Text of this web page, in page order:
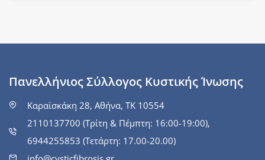
Πανελλήνιος Σύλλογος Κυστικής Ίνωσης
Καραϊσκάκη 28, Αθήνα, ΤΚ 10554
2110137700 (Τρίτη & Πέμπτη: 16:00-19:00),
6944255853 (Τετάρτη: 17.00-20.00)